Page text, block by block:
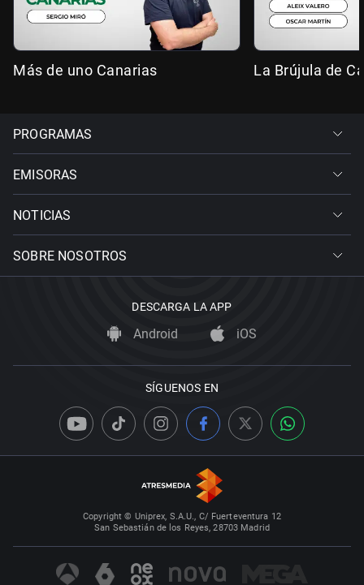
Más de uno Canarias La Brújula de
PROGRAMAS
EMISORAS
NOTICIAS
SOBRE NOSOTROS
DESCARGA LA APP
Android iOS
SÍGUENOS EN
Copyright © Uniprex, S.A.U., C/ Fuerteventura 12
San Sebastián de los Reyes, 28703 Madrid